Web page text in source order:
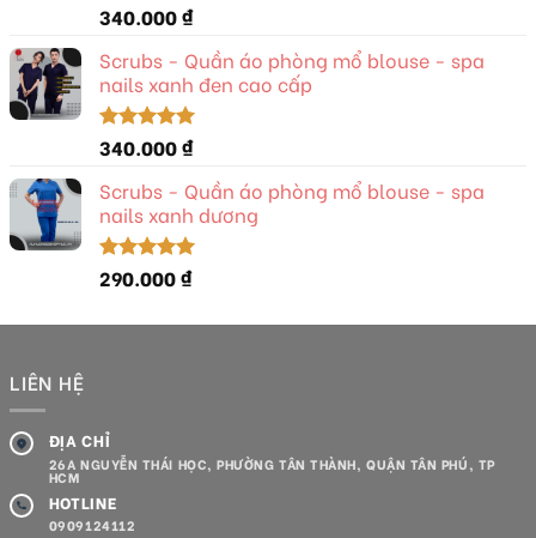
Được xếp
hạng 5.00
5 sao
340.000₫
Scrubs - Quần áo phòng mổ blouse - spa
nails xanh đen cao cấp
Được xếp
hạng 5.00
5 sao
340.000₫
Scrubs - Quần áo phòng mổ blouse - spa
nails xanh dương
Được xếp
hạng5.00
290.000₫
LIÊN HỆ
ĐỊA CHỈ
26A NGUYỄN THÁI HỌC, PHƯỜNG TÂN THÀNH, QUẬN TÂN PHÚ, TP
HCM
HOTLINE
0909124112